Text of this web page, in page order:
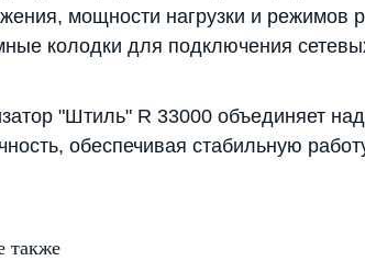
мощности нагрузки и режимов
колодки для подключения
"Штиль" R 33000 объединяет
обеспечивая стабильную
также